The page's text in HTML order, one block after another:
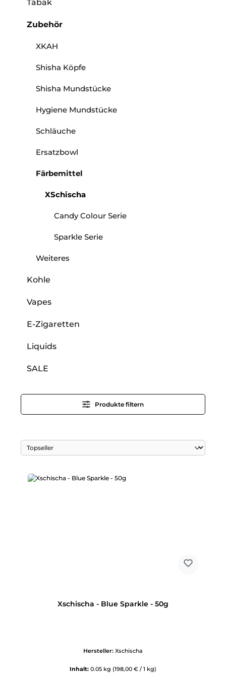
Tabak
Zubehör
XKAH
Shisha Köpfe
Shisha Mundstücke
Hygiene Mundstücke
Schläuche
Ersatzbowl
Färbemittel
XSchischa
Candy Colour Serie
Sparkle Serie
Weiteres
Kohle
Vapes
E-Zigaretten
Liquids
SALE
Produkte filtern
Xschischa - Blue Sparkle - 50g
Hersteller: Xschischa
Inhalt: 0.05 kg (198,00 € / 1 kg)